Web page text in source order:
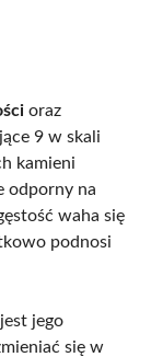
oraz
9 w skali
kamieni
odporny na
waha się
podnosi
jego
się w